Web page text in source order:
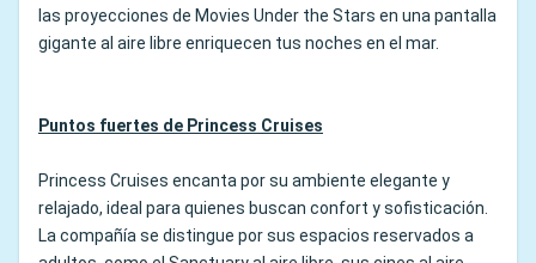
las proyecciones de Movies Under the Stars en una pantalla
gigante al aire libre enriquecen tus noches en el mar.
Puntos fuertes de Princess Cruises
Princess Cruises encanta por su ambiente elegante y
relajado, ideal para quienes buscan confort y sofisticación.
La compañía se distingue por sus espacios reservados a